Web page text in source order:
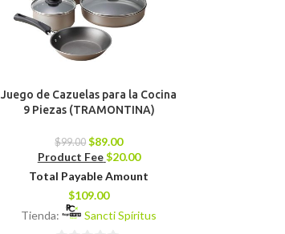
Juego de Cazuelas para la Cocina
9 Piezas (TRAMONTINA)
$99.00 $89.00
Product Fee$20.00
Total Payable Amount
$109.00
Tienda:
Sancti Spíritus